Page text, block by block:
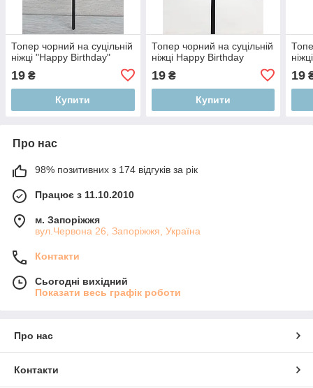
Топер чорний на суцільній
ніжці "Happy Birthday"
19 ₴
Купити
Топер чорний на суцільній
ніжці Happy Birthday
19₴
Купити
19
Про нас
98% позитивних з 174 відгуків за рік
Працює з 11.10.2010
м. Запоріжжя
вул.Червона 26, Запоріжжя, Україна
Контакти
Сьогодні вихідний
Показати весь графік роботи
Про нас
Контакти